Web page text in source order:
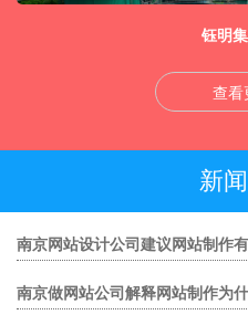
钰明
查看
新
南京网站设计公司建议网站制作
南京做网站公司解释网站制作为